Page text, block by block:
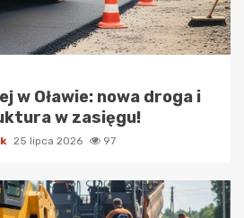
w Oławie: nowa droga i
w zasięgu!
25 lipca 2026 97